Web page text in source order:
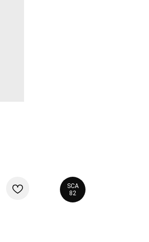
SCA
82